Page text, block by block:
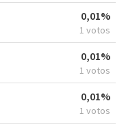
0,01%
1 votos
0,01%
1 votos
0,01%
1 votos